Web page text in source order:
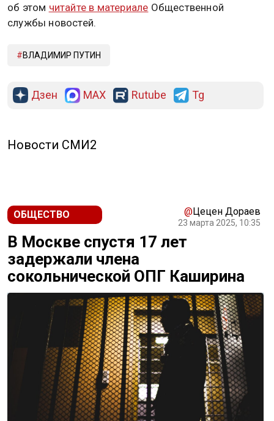
об этом читайте в материале Общественной
службы новостей.
ВЛАДИМИР ПУТИН
Дзен MAX Rutube Tg
Новости СМИ2
ОБЩЕСТВО @Цецен Дораев
23 марта 2025, 10:35
В Москве спустя 17 лет
задержали члена
сокольнической ОПГ Каширина